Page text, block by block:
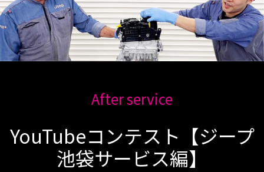
After service
YouTubeコンテスト【ジープ
池袋サービス編】